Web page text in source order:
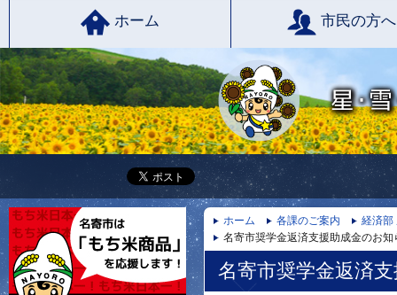
ホーム 市民の方へ
ホーム 各課のご案内
経済部
名寄市奨学金返済支援助成金のお知
名寄市奨学金返済